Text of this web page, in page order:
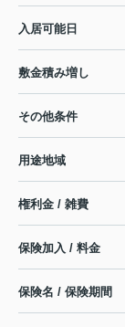
入居可能日
敷金積み増し
その他条件
用途地域
権利金 / 雑費
保険加入 / 料金
保険名 / 保険期間